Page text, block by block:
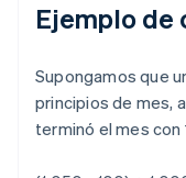
Ejemplo de
Supongamos que
principios de mes,
terminó el mes con